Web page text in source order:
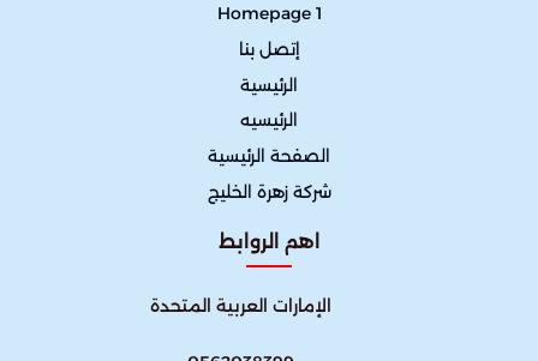
Homepage 1
إتصل بنا
الرئيسية
الرئيسيه
الصفحة الرئيسية
شركة زهرة الخليج
اهم الروابط
الإمارات العربية المتحدة